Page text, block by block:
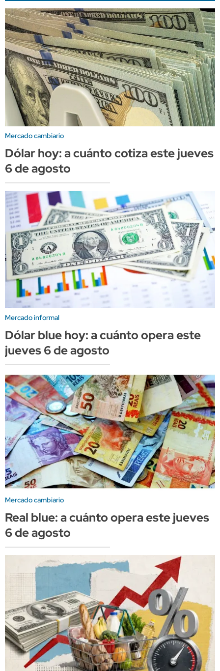
Mercado cambiario
Dólar hoy: a cuánto cotiza este jueves
6 de agosto
Mercado informal
Dólar blue hoy: a cuánto opera este
jueves 6 de agosto
Mercado cambiario
Real blue: a cuánto opera este jueves
6 de agosto